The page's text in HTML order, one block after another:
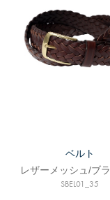
ベルト
レザーメッシュ/ブ
SBEL01_35